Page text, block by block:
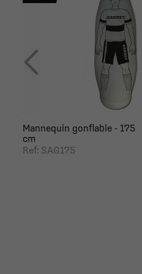
Mannequin gonflable - 175
cm
Ref: SAG175